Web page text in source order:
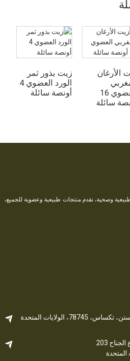
الأرغان
العضوي 16
سائلة
زيت بذور ثمر
الورد العضوي 4
أونصة سائلة
طبيعية وصحية، نقدم منتجات طبيعية وعضوية للجميع،
412 إي ويليام كانون درايف، أوستن، تكساس، 78745، الولايات المتحدة
الجناح 203